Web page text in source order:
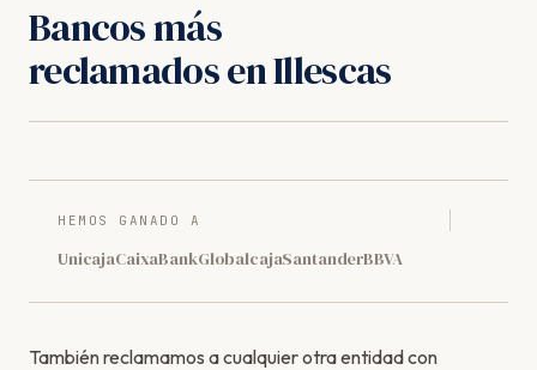
Bancos más
reclamados en Illescas
HEMOS GANADO A
UnicajaCaixaBankGlobalcajaSantanderBBVA
También reclamamos a cualquier otra entidad con